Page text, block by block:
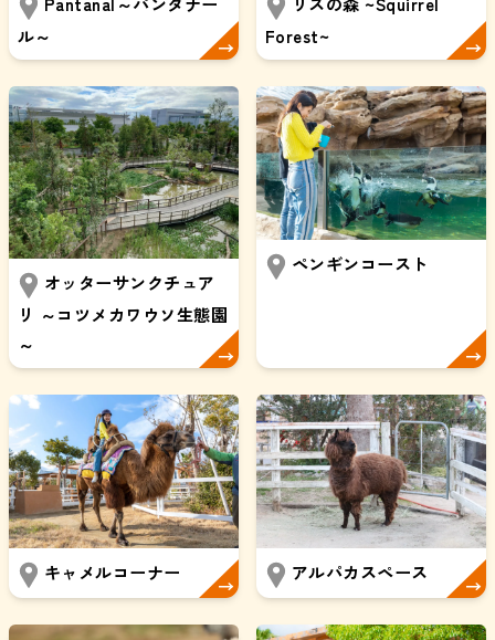
ル～
Forest~
オッターサンクチュア
リ ～コツメカワウソ生態園
～
ペンギンコースト
キャメルコーナー アルパカスペース